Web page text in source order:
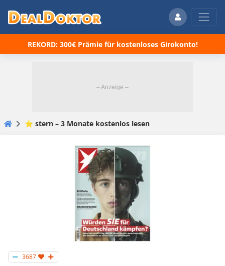
REKORD: 300€ Prämie für kostenloses Girokonto!
⭐ stern – 3 Monate kostenlos lesen
3687